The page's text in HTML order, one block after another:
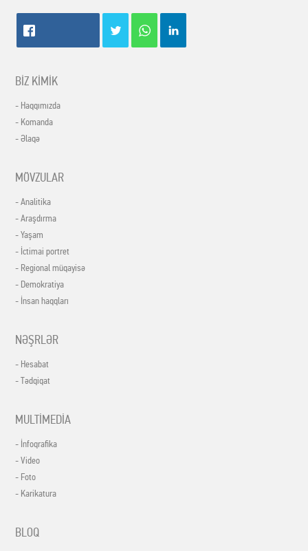
BİZ KİMİK
- Haqqımızda
- Komanda
- Əlaqə
MÖVZULAR
- Analitika
- Araşdırma
- Yaşam
- İctimai portret
- Regional müqayisə
- Demokratiya
- İnsan haqqları
NƏŞRLƏR
- Hesabat
- Tədqiqat
MULTİMEDİA
- İnfoqrafika
- Video
- Foto
- Karikatura
BLOQ